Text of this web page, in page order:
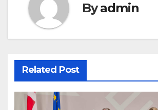
Byadmin
Related Post